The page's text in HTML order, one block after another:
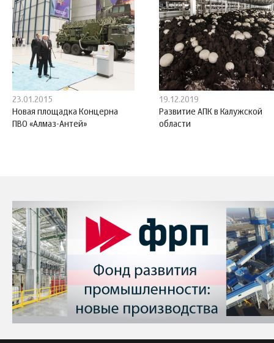
23.01.2015
Новая площадка Концерна
ПВО «Алмаз-Антей»
19.12.2019
Развитие АПК в Калужской
области